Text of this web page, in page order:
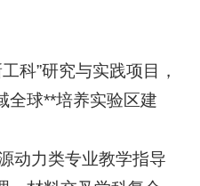
科”研究与实践项目，
全球**培养实验区建
动力类专业教学指导